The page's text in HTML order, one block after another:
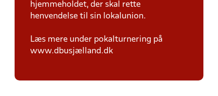
hjemmeholdet, der skal rette
henvendelse til sin lokalunion.
Læs mere under pokalturnering på
www.dbusjælland.dk